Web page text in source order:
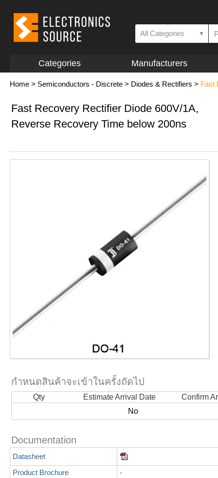
All Categories ▼
Categories Manufacturers
Home > Semiconductors - Discrete > Diodes & Rectifiers > Fast
Fast Recovery Rectifier Diode 600V/1A,
Reverse Recovery Time below 200ns
กำหนดสินค้าจะเข้าในครั้งถัดไป
Qty Estimate Arrival Date
Confirm
No
Documentation
Datasheet
Product Brochure
-